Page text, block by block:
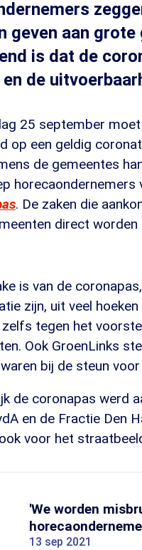
geven aan
is dat de
de
25 september
op een geldig
de gemeentes
. De zaken die
direct worden
is van de
zijn, uit veel
zelfs tegen het
Ook GroenLinks
bij de steun
de coronapas werd
en de Fractie Den
voor het
'We worden
13 sep 2021